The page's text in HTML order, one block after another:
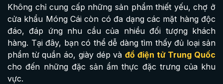
Không chỉ cung cấp những sản phẩm thiết yếu, chợ ở
cửa khẩu Móng Cái còn có đa dạng các mặt hàng độc
đáo, đáp ứng nhu cầu của nhiều đối tượng khách
hàng. Tại đây, bạn có thể dễ dàng tìm thấy đủ loại sản
phẩm từ quần áo, giày dép vàđồ điện tử Trung Quốc
cho đến những đặc sản ẩm thực đặc trưng của khu
vực.